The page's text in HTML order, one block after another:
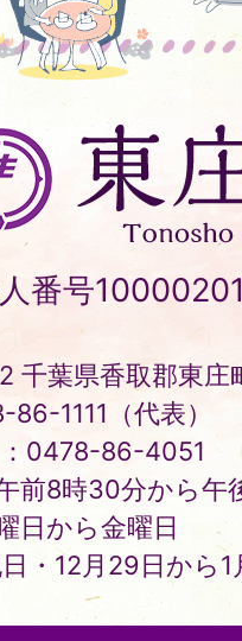
番号
千葉県香取郡東庄
1111（代表）
0478-86-4051
前8時30分から午
日から金曜日
・12月29日から